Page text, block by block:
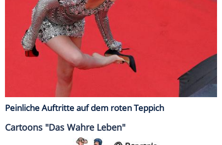
Peinliche Auftritte auf dem roten Teppich
Cartoons "Das Wahre Leben"